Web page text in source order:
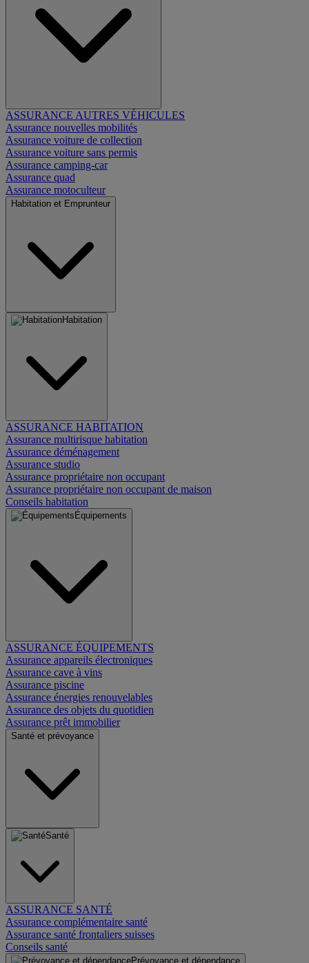
ASSURANCE AUTRES VÉHICULES
Assurance nouvelles mobilités
Assurance voiture de collection
Assurance voiture sans permis
Assurance camping-car
Assurance quad
Assurance motoculteur
Habitation et Emprunteur
Habitation
ASSURANCE HABITATION
Assurance multirisque habitation
Assurance déménagement
Assurance studio
Assurance propriétaire non occupant
Assurance propriétaire non occupant de maison
Conseils habitation
Équipements
ASSURANCE ÉQUIPEMENTS
Assurance appareils électroniques
Assurance cave à vins
Assurance piscine
Assurance énergies renouvelables
Assurance des objets du quotidien
Assurance prêt immobilier
Santé et prévoyance
Santé
ASSURANCE SANTÉ
Assurance complémentaire santé
Assurance santé frontaliers suisses
Conseils santé
Prévoyance et dépendance